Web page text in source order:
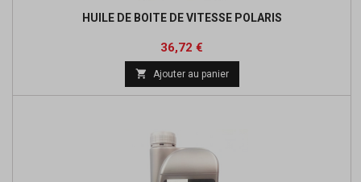
HUILE DE BOITE DE VITESSE POLARIS
Prix
36,72 €
 Ajouter au panier